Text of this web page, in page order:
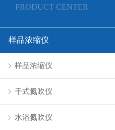
PRODUCT CENTER
样品浓缩仪
样品浓缩仪
干式氮吹仪
水浴氮吹仪